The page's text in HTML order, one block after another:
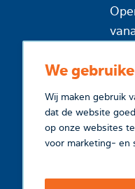
We
Wij maken gebruik
dat de website
op onze websites
voor marketing- en